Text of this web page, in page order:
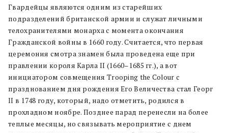
Гвардейцы являются одним из старейших
подразделений британской армии и служат личными
телохранителями монарха с момента окончания
Гражданской войны в 1660 году. Считается, что первая
церемония смотра знамен была проведена еще при
правлении короля Карла II (1660–1685 гг.), а вот
инициатором совмещения Trooping the Colour с
празднованием дня рождения Его Величества стал Георг
II в 1748 году, который, надо отметить, родился в
прохладном ноябре. Позднее парад перенесли на более
теплые месяцы, но связывать мероприятие с днем